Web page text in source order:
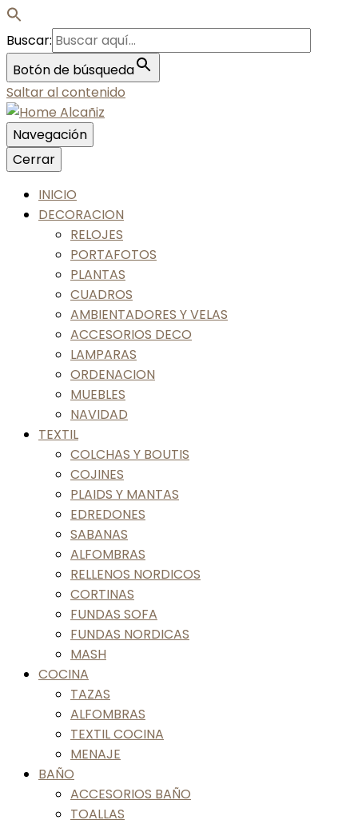
Buscar:
Botón de búsqueda
Saltar al contenido
Home Alcañiz
Nos gusta tu casa, nos gustas tú
Navegación
Cerrar
INICIO
DECORACION
RELOJES
PORTAFOTOS
PLANTAS
CUADROS
AMBIENTADORES Y VELAS
ACCESORIOS DECO
LAMPARAS
ORDENACION
MUEBLES
NAVIDAD
TEXTIL
COLCHAS Y BOUTIS
COJINES
PLAIDS Y MANTAS
EDREDONES
SABANAS
ALFOMBRAS
RELLENOS NORDICOS
CORTINAS
FUNDAS SOFA
FUNDAS NORDICAS
MASH
COCINA
TAZAS
ALFOMBRAS
TEXTIL COCINA
MENAJE
BAÑO
ACCESORIOS BAÑO
TOALLAS